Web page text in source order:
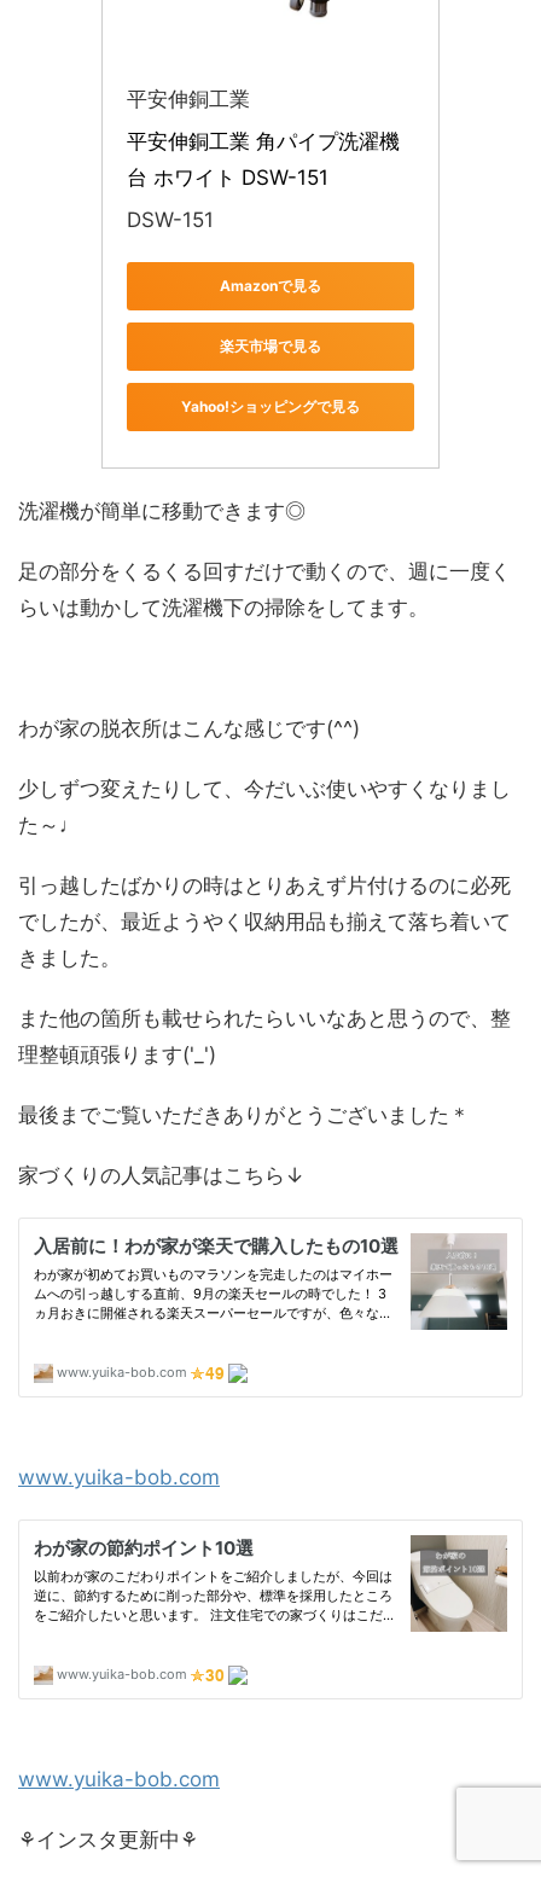
平安伸銅工業
平安伸銅工業 角パイプ洗濯機
台 ホワイト DSW-151
DSW-151
Amazonで見る
楽天市場で見る
Yahoo!ショッピングで見る
洗濯機が簡単に移動できます◎
足の部分をくるくる回すだけで動くので、週に一度く
らいは動かして洗濯機下の掃除をしてます。
わが家の脱衣所はこんな感じです(^^)
少しずつ変えたりして、今だいぶ使いやすくなりまし
た～♩
引っ越したばかりの時はとりあえず片付けるのに必死
でしたが、最近ようやく収納用品も揃えて落ち着いて
きました。
また他の箇所も載せられたらいいなあと思うので、整
理整頓頑張ります('_')
最後までご覧いただきありがとうございました＊
家づくりの人気記事はこちら↓
www.yuika-bob.com
www.yuika-bob.com
⚘インスタ更新中⚘